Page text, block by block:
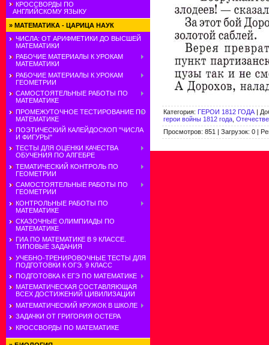
КРОССВОРДЫ ПО
АНГЛИЙСКОМУ ЯЗЫКУ
» МАТЕМАТИКА - ЦАРИЦА НАУК
ЧИСЛА: ОТ АРИФМЕТИКИ ДО ВЫСШЕЙ
МАТЕМАТИКИ
РАБОЧИЕ МАТЕРИАЛЫ К УРОКАМ
МАТЕМАТИКИ
РАБОЧИЕ МАТЕРИАЛЫ К УРОКАМ
ГЕОМЕТРИИ
САМОСТОЯТЕЛЬНЫЕ РАБОТЫ ПО
МАТЕМАТИКЕ
ПРОМЕЖУТОЧНОЕ ТЕСТИРОВАНИЕ ПО
МАТЕМАТИКЕ
ПОЭТИЧЕСКИЙ КАЛЕЙДОСКОП "ЧИСЛА
И ФИГУРЫ"
ТЕСТЫ ДЛЯ ОЦЕНКИ КАЧЕСТВА
ОБУЧЕНИЯ ПО АЛГЕБРЕ
ТЕМАТИЧЕСКИЙ КОНТРОЛЬ ПО
ГЕОМЕТРИИ
САМОСТОЯТЕЛЬНЫЕ РАБОТЫ ПО
ГЕОМЕТРИИ
КОНТРОЛЬНЫЕ РАБОТЫ ПО
МАТЕМАТИКЕ
СКАЗОЧНЫЕ ОЛИМПИАДЫ ПО
МАТЕМАТИКЕ
ГИА ПО МАТЕМАТИКЕ В 9 КЛАССЕ.
ТИПОВЫЕ ЗАДАНИЯ
УЧЕБНО-ТРЕНИРОВОЧНЫЕ ТЕСТЫ ДЛЯ
ПОДГОТОВКИ К ОГЭ. 9 КЛАСС
ПОДГОТОВКА К ЕГЭ ПО МАТЕМАТИКЕ
МАТЕМАТИЧЕСКАЯ СОСТАВЛЯЮЩАЯ
ВСЕХ ДОСТИЖЕНИЙ ЦИВИЛИЗАЦИИ
МАТЕМАТИЧЕСКИЙ КРУЖОК В ШКОЛЕ
ЗАДАЧКИ ОТ ГРИГОРИЯ ОСТЕРА
КРОССВОРДЫ ПО МАТЕМАТИКЕ
Категория: ГЕРОИ 1812 ГОДА |
герои войны 1812 года
Просмотров: 851 | Загрузок: 0 |